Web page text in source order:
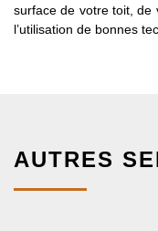
surface de votre toit, de
l’utilisation de bonnes
AUTRES